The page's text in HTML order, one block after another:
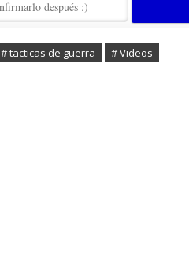
# tacticas de guerra # Videos